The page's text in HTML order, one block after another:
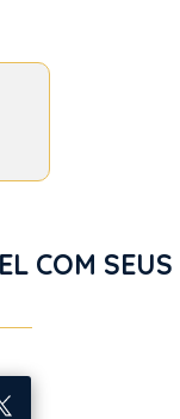
COM SEUS